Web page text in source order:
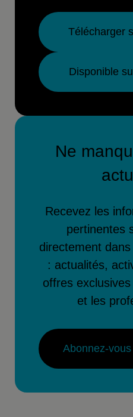
Télécharger
Disponible
Ne
Recevez les
pertinentes
directement
: actualités,
offres
et les
Abonnez-